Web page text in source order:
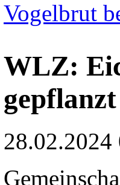
Vogelbrut
WLZ:
gepflanzt
28.02.2024